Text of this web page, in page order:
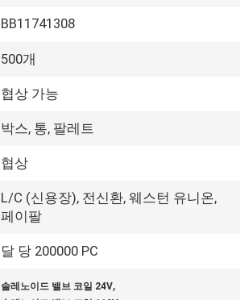
BB11741308
500개
협상 가능
박스, 통, 팔레트
협상
L/C (신용장), 전신환, 웨스턴 유니온,
페이팔
달 당 200000 PC
솔레노이드 밸브 코일 24V,